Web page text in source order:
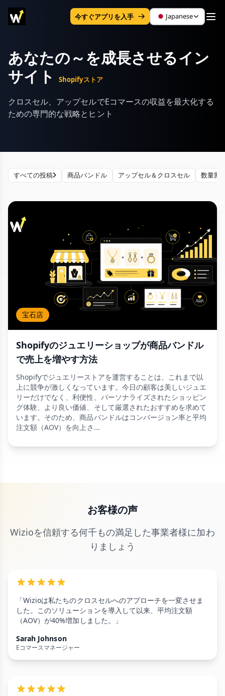
今すぐアプリを入手 Japanese
あなたの～を成長させるイン
サイトShopifyストア
クロスセル、アップセルでEコマースの収益を最大化する
ための専門的な戦略とヒント
すべての投稿 商品バンドル アップセル＆クロスセル 数量割
宝石店
Shopifyのジュエリーショップが商品バンドル
で売上を増やす方法
Shopifyでジュエリーストアを運営することは、これまで以
上に競争が激しくなっています。今日の顧客は美しいジュエ
リーだけでなく、利便性、パーソナライズされたショッピン
グ体験、より良い価値、そして厳選されたおすすめを求めて
います。そのため、商品バンドルはコンバージョン率と平均
注文額（AOV）を向上さ...
お客様の声
Wizioを信頼する何千もの満足した事業者様に加わ
りましょう
「Wizioは私たちのクロスセルへのアプローチを一変させま
した。このソリューションを導入して以来、平均注文額
（AOV）が40%増加しました。」
Sarah Johnson
Eコマースマネージャー